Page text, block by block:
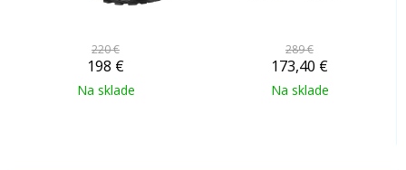
220 €
198 €
Na sklade
289 €
173,40 €
Na sklade